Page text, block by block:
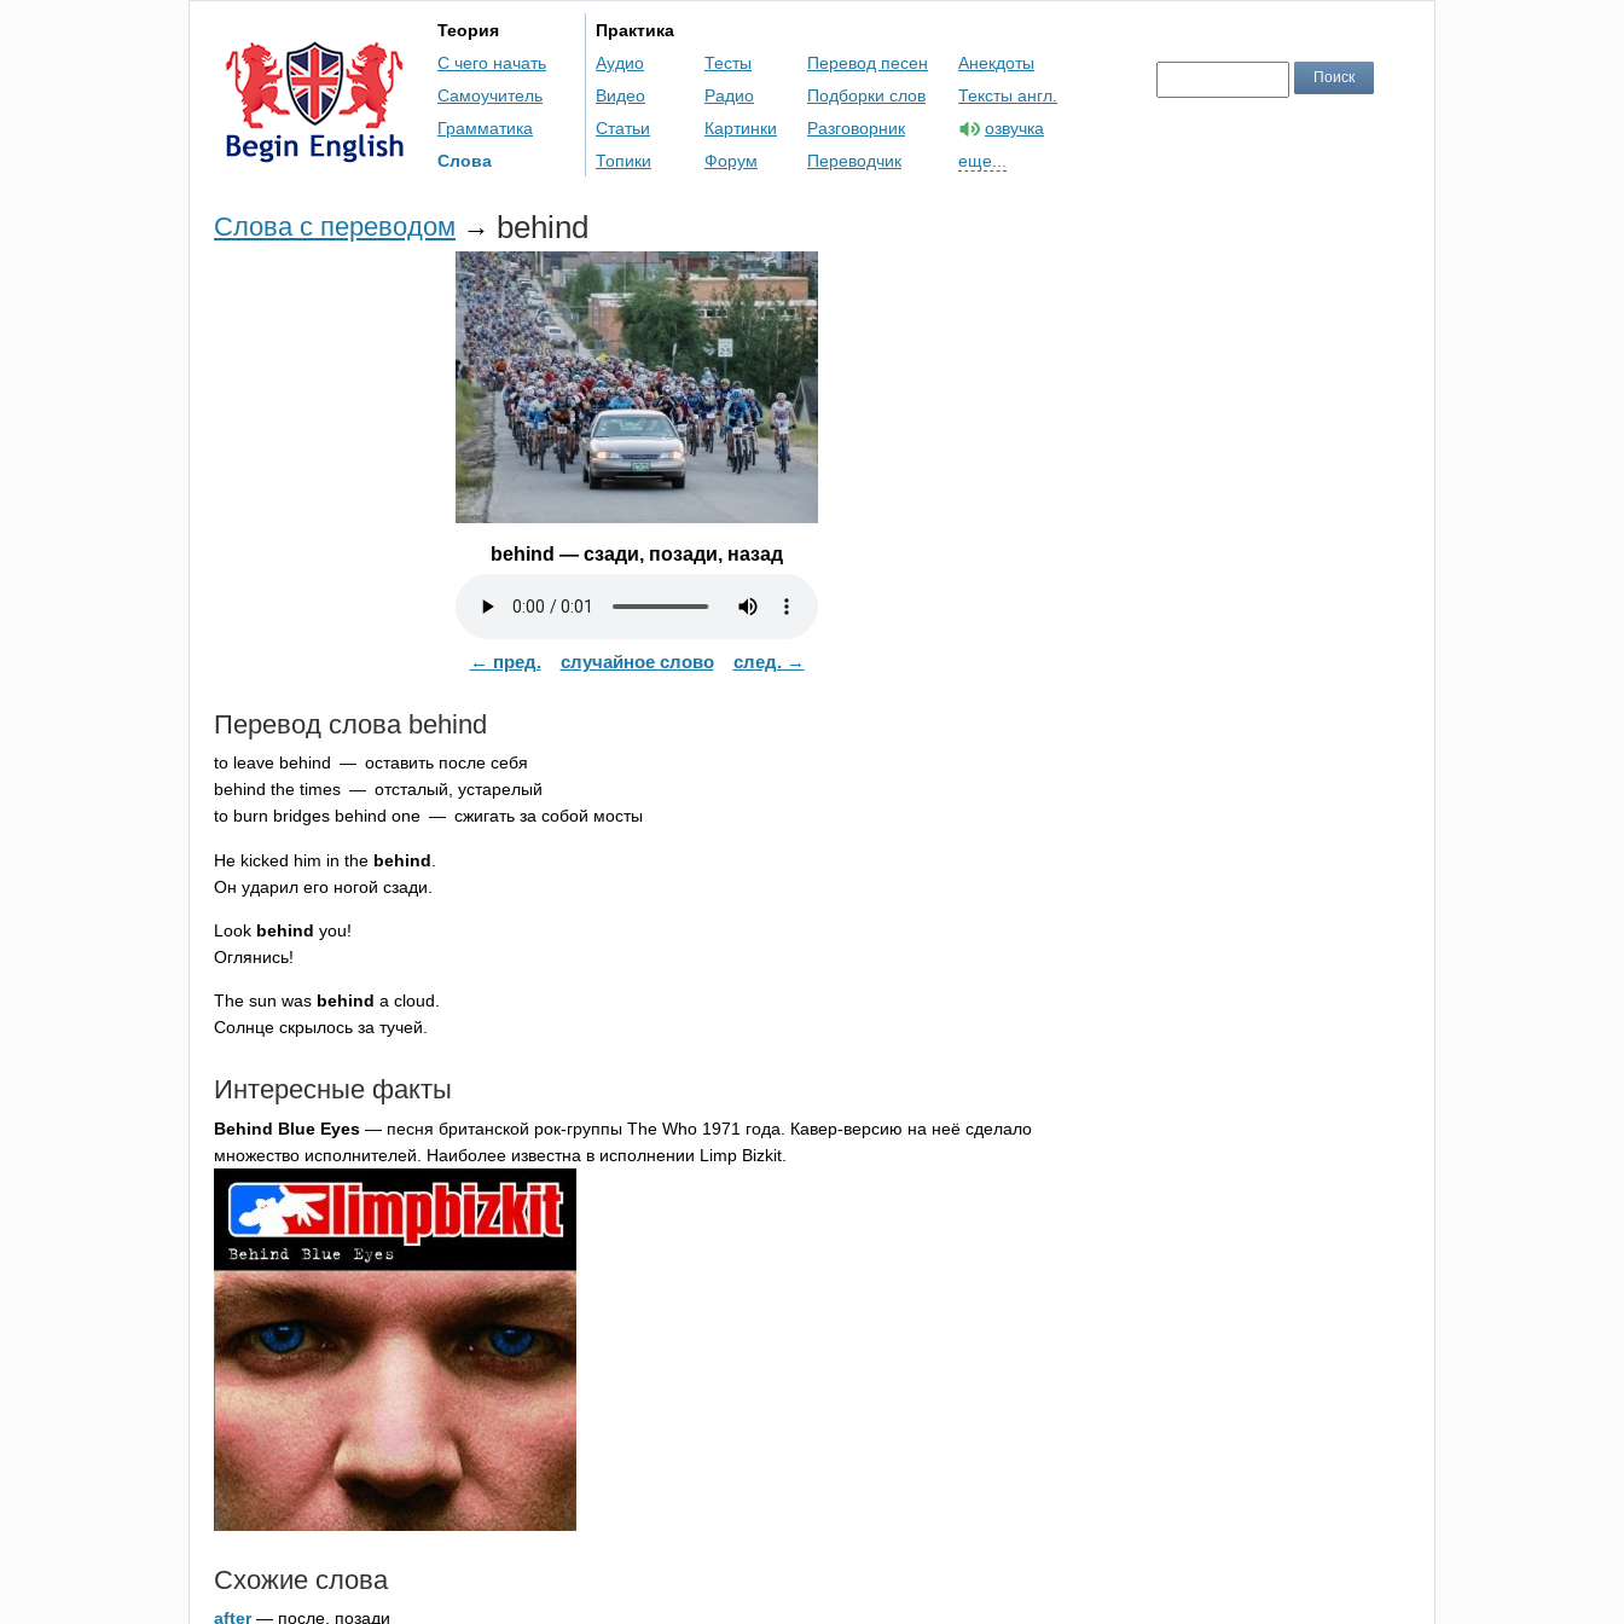
Теория
С чего начать
Самоучитель
Грамматика
Слова
Практика
Аудио
Видео
Статьи
Топики
Тесты
Радио
Картинки
Форум
Перевод песен
Подборки слов
Разговорник
Переводчик
Анекдоты
Тексты англ.
озвучка
еще...
Слова с переводом → behind
behind — сзади, позади, назад
← пред. случайное слово след. →
Перевод слова behind
to leave behind — оставить после себя
behind the times — отсталый, устарелый
to burn bridges behind one — сжигать за собой мосты
He kicked him in the behind
Он ударил его ногой сзади.
Look behind you!
Оглянись!
The sun was behind a cloud.
Солнце скрылось за тучей.
Интересные факты
Behind Blue Eyes — песня британской рок-группы The Who 1971 года. Кавер-версию на неё сделало
множество исполнителей. Наиболее известна в исполнении Limp Bizkit
Схожие слова
after— после, позади